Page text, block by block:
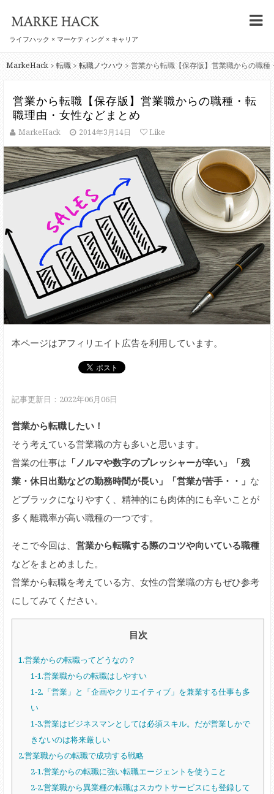
ライフハック × マーケティング × キャリア
MarkeHack > 転職 > 転職ノウハウ >
営業から転職【保存版】営業職からの職種・転
職理由・女性などまとめ
MarkeHack 2014年3月14日 Like
本ページはアフィリエイト広告を利用しています。
記事更新日：2022年06月06日
営業から転職したい！
そう考えている営業職の方も多いと思います。
営業の仕事は 「ノルマや数字のプレッシャーが辛い」「残
業・休日出勤などの勤務時間が長い」「営業が苦手・・」 な
どブラックになりやすく、精神的にも肉体的にも辛いことが
多く離職率が高い職種の一つです。
そこで今回は、 営業から転職する際のコツや向いている職種
などをまとめました。
営業から転職を考えている方、女性の営業職の方もぜひ参考
にしてみてください。
目次
1.営業からの転職ってどうなの？
1-1.営業職からの転職はしやすい
1-2.「営業」と「企画やクリエイティブ」を兼業する仕事も多
い
1-3.営業はビジネスマンとしては必須スキル。だが営業しかで
きないのは将来厳しい
2.営業職からの転職で成功する戦略
2-1.営業からの転職に強い転職エージェントを使うこと
2-2.営業職から異業種の転職はスカウトサービスにも登録して